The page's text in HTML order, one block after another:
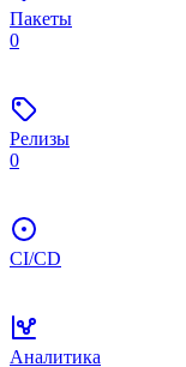
Пакеты
0
Релизы
0
CI/CD
Аналитика